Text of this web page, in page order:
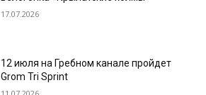
17.07.2026
12 июля на Гребном канале пройдет
Grom Tri Sprint